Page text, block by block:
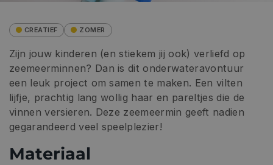
CREATIEF ZOMER
Zijn jouw kinderen (en stiekem jij ook) verliefd op
zeemeerminnen? Dan is dit onderwateravontuur
een leuk project om samen te maken. Een vilten
lijfje, prachtig lang wollig haar en pareltjes die de
vinnen versieren. Deze zeemeermin geeft nadien
gegarandeerd veel speelplezier!
Materiaal